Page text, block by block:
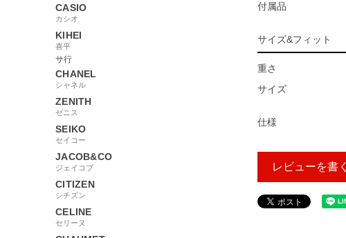
CASIO
カシオ
KIHEI
喜平
サ行
CHANEL
シャネル
ZENITH
ゼニス
SEIKO
セイコー
JACOB&CO
ジェイコブ
CITIZEN
シチズン
CELINE
セリーヌ
付属品
サイズ&フィット
重さ
サイズ
仕様
レビューを書く